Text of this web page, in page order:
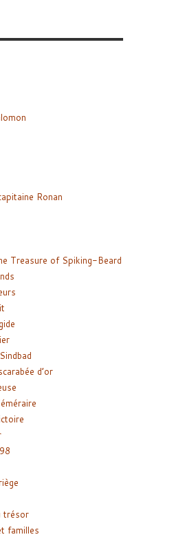
Ronan
Treasure of Spiking-Beard
d’or
trésor
familles